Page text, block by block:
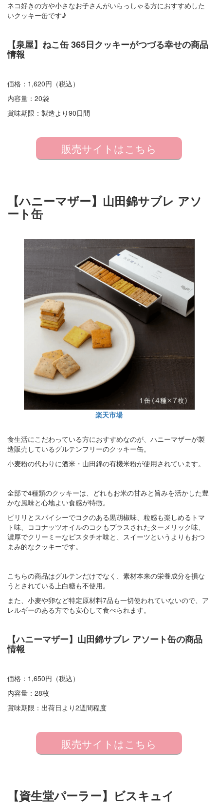
ネコ好きの方や小さなお子さんがいらっしゃる方におすすめした
いクッキー缶です♪
【泉屋】ねこ缶 365日クッキーがつづる幸せの商品
情報
価格：1,620円（税込）
内容量：20袋
賞味期限：製造より​​90日間
販売サイトはこちら
【ハニーマザー】山田錦サブレ アソ
ート缶
楽天市場
食生活にこだわっている方におすすめなのが、ハニーマザーが製
造販売しているグルテンフリーのクッキー缶。
小麦粉の代わりに酒米・山田錦の有機米粉が使用されています。
全部で4種類のクッキーは、どれもお米の甘みと旨みを活かした豊
かな風味と心地よい食感が特徴。
ピリリとスパイシーでコクのある黒胡椒味、粒感も楽しめるトマ
ト味、ココナッツオイルのコクもプラスされたターメリック味、
濃厚でクリーミーなピスタチオ味と、スイーツというよりもおつ
まみ的なクッキーです。
こちらの商品はグルテンだけでなく、素材本来の栄養成分を損な
うとされている上白糖も不使用。
また、小麦や卵など特定原材料7品も一切使われていないので、ア
レルギーのある方でも安心して食べられます。
【ハニーマザー】山田錦サブレ アソート缶の商品
情報
価格：1,650円（税込）
内容量：28枚
賞味期限：出荷日より2週間程度
販売サイトはこちら
【資生堂パーラー】ビスキュイ